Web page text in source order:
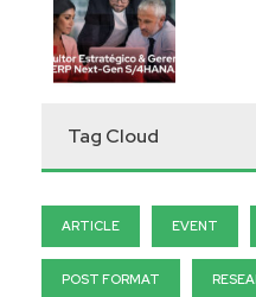
Tag Cloud
ARTICLE EVENT
POST FORMAT